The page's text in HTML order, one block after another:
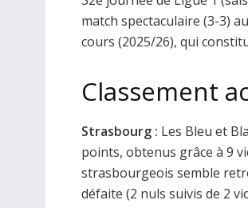
match spectaculaire (3-3)
cours (2025/26), qui
Classement
Strasbourg : Les Bleu et
points, obtenus grâce à 9
strasbourgeois semble
défaite (2 nuls suivis de 2